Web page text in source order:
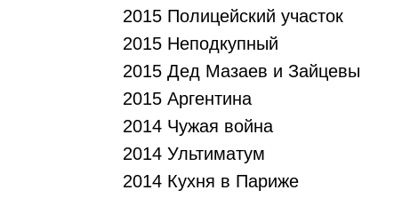
2015 Полицейский участок
2015 Неподкупный
2015 Дед Мазаев и Зайцевы
2015 Аргентина
2014 Чужая война
2014 Ультиматум
2014 Кухня в Париже